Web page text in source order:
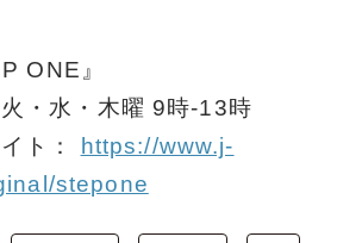
ONE』
・水・木曜 9時-13時
ト：
https://www.j-
stepone